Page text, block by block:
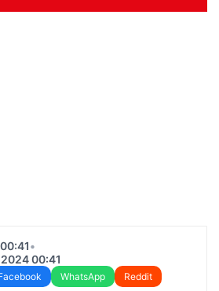
•
00:41
WhatsApp
Reddit